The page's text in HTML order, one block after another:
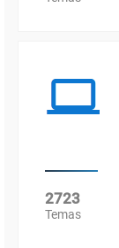
2723
Temas